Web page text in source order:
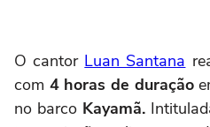
O cantor Luan Santana
com 4 horas de duração
no barco Kayamã.